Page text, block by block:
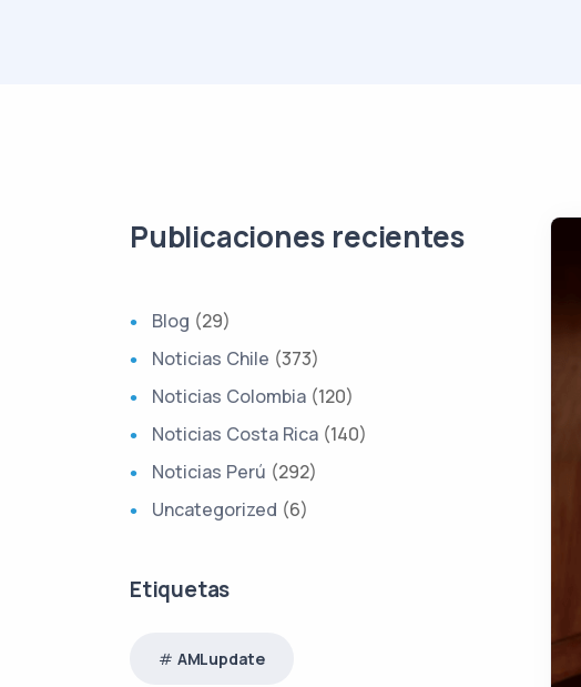
Publicaciones recientes
Blog (29)
Noticias Chile (373)
Noticias Colombia (120)
Noticias Costa Rica (140)
Noticias Perú (292)
Uncategorized (6)
Etiquetas
AMLupdate